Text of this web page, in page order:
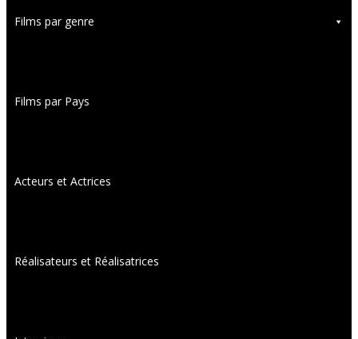
Films par genre
Films par Pays
Acteurs et Actrices
Réalisateurs et Réalisatrices